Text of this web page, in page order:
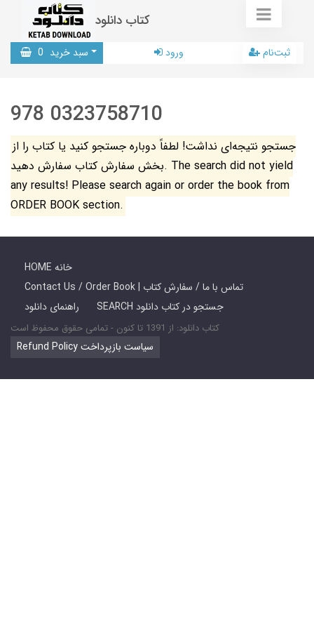
کتاب دانلود
سبد خرید 0 ورود ثبت‌نام
978 0323758710
جستجو نتیجه‌ای نداشت! لطفاً دوباره جستجو کنید یا کتاب را از
بخش سفارش کتاب سفارش دهید. The search did not yield
any results! Please search again or order the book from
ORDER BOOK section.
HOME خانه
Contact Us / Order Book | تماس با ما / سفارش کتاب
راهنمای دانلود
SEARCH جستجو در کتاب دانلود
کتاب دانلود: از 1391 تا کنون - تمامی حقوق محفوظ است
Refund Policy سیاست بازپرداخت